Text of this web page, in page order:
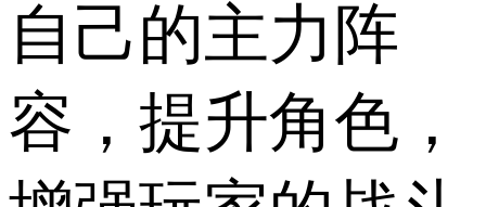
自己的主力阵
容，提升角色，